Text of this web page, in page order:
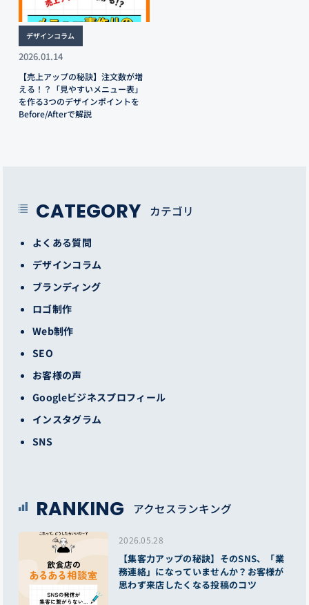
デザインコラム
2026.01.14
【売上アップの秘訣】注文数が増
える！？「見やすいメニュー表」
を作る3つのデザインポイントを
Before/Afterで解説
CATEGORY カテゴリ
よくある質問
デザインコラム
ブランディング
ロゴ制作
Web制作
SEO
お客様の声
Googleビジネスプロフィール
インスタグラム
SNS
RANKING アクセスランキング
2026.05.28
【集客力アップの秘訣】そのSNS、「業
務連絡」になっていませんか？お客様が
思わず来店したくなる投稿のコツ